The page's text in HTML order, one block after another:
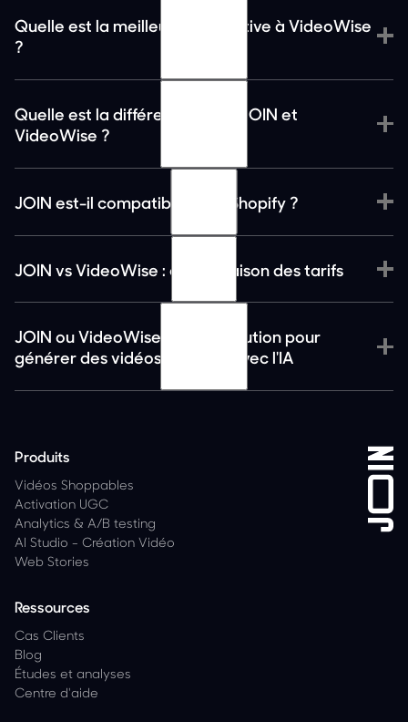
Vous souhaitez industrialiser votre production UGC
des vidéos produits
Vous ne possédez pas d’UGC
Quelle est la meilleure alternative à VideoWise
?
alternatives à VideoWise
Quelle est la différence entre JOIN et
VideoWise ?
JOIN est-il compatible avec Shopify ?
JOIN vs VideoWise : comparaison des tarifs
JOIN ou VideoWise : quelle solution pour
générer des vidéos produits avec l'IA
Produits
Vidéos Shoppables
Activation UGC
Analytics & A/B testing
AI Studio - Création Vidéo
Web Stories
Ressources
Cas Clients
Blog
Études et analyses
Centre d'aide